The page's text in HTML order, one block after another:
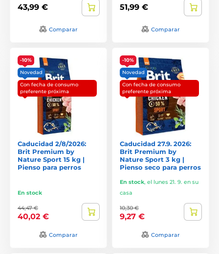
43,99 €
Comparar
51,99 €
Comparar
-10%
Novedad
Con fecha de consumo
preferente próxima
Caducidad 2/8/2026:
Brit Premium by
Nature Sport 15 kg |
Pienso para perros
En stock
44,47 €
40,02 €
Comparar
-10%
Novedad
Con fecha de consumo
preferente próxima
Caducidad 27.9. 2026:
Brit Premium by
Nature Sport 3 kg |
Pienso seco para perros
En stock, el lunes 21. 9. en su
casa
10,30 €
9,27 €
Comparar